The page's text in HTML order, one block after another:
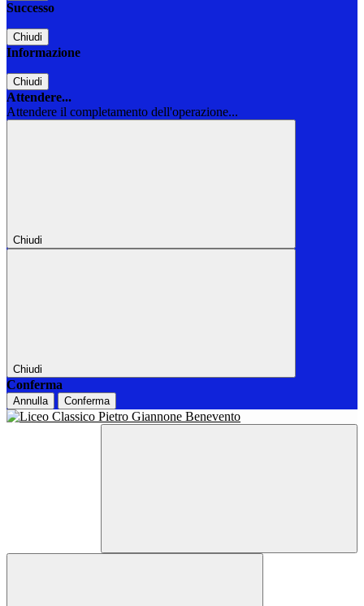
Successo
Chiudi
Informazione
Chiudi
Attendere...
Attendere il completamento dell'operazione...
Chiudi
Chiudi
Conferma
Annulla Conferma